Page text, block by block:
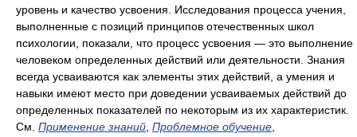
уровень и качество усвоения. Исследования процесса учения,
выполненные с позиций принципов отечественных школ
психологии, показали, что процесс усвоения — это выполнение
человеком определенных действий или деятельности. Знания
всегда усваиваются как элементы этих действий, а умения и
навыки имеют место при доведении усваиваемых действий до
определенных показателей по некоторым из их характеристик.
См. Применение знаний Проблемное обучение